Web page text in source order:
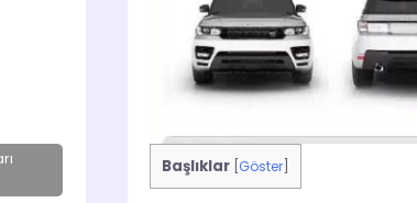
Başlıklar Göster]